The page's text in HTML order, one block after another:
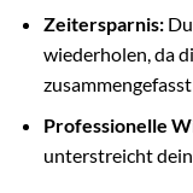
Zeitersparnis:Du
wiederholen, da
Professionelle
unterstreicht